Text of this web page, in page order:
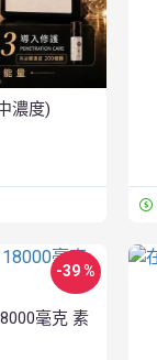
濃度)
New
-39 %
毫克 素